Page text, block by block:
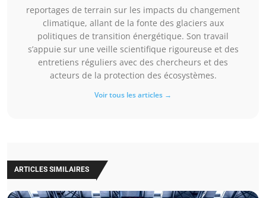
reportages de terrain sur les impacts du changement
climatique, allant de la fonte des glaciers aux
politiques de transition énergétique. Son travail
s’appuie sur une veille scientifique rigoureuse et des
entretiens réguliers avec des chercheurs et des
acteurs de la protection des écosystèmes.
Voir tous les articles →
ARTICLES SIMILAIRES